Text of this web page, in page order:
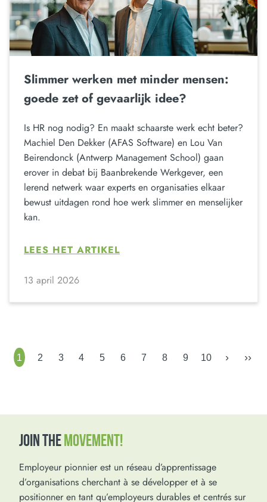
Slimmer werken met minder mensen:
goede zet of gevaarlijk idee?
Is HR nog nodig? En maakt schaarste werk echt beter?
Machiel Den Dekker (AFAS Software) en Lou Van
Beirendonck (Antwerp Management School) gaan
erover in debat bij Baanbrekende Werkgever, een
lerend netwerk waar experts en organisaties elkaar
bewust uitdagen rond hoe werk slimmer en menselijker
kan.
LEES HET ARTIKEL
13 april 2026
1 2 3 4 5 6 7 8 9 10 › ››
JOIN THEMOVEMENT!
Employeur pionnier est un réseau d’apprentissage
d’organisations cherchant à se développer et à se
positionner en tant qu’employeurs durables et centrés sur